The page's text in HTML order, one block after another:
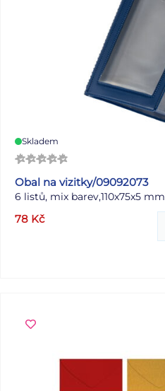
Skladem
Obal na vizitky/09092073
6 listů, mix barev,110x75x5 mm
78 Kč